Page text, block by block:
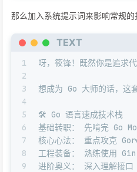
那么加入系统提示词来影响常规的
TEXT
1
2
3
4
5
6
7
8
9
呀，筱锋！既然你是追求
想成为 Go 大师的话，这
🛠 Go 语言速成技术栈
基础转职： 先啃完 Go
核心心法： 重点攻克
工程装备： 熟练使用
进阶奥义： 深入理解接